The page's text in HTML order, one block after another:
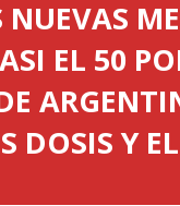
NUEVAS
EL 50
DOSIS Y